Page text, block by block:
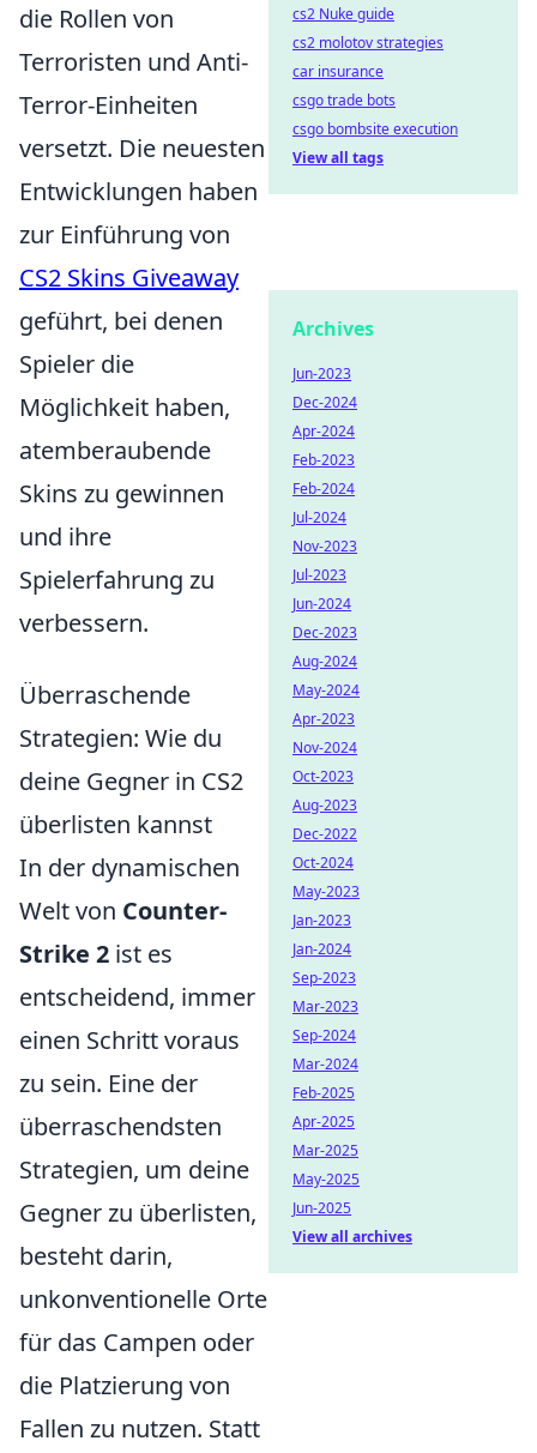
die Rollen von
Terroristen und Anti-
Terror-Einheiten
versetzt. Die neuesten
Entwicklungen haben
zur Einführung von
CS2 Skins Giveaway
geführt, bei denen
Spieler die
Möglichkeit haben,
atemberaubende
Skins zu gewinnen
und ihre
Spielerfahrung zu
verbessern.
Überraschende
Strategien: Wie du
deine Gegner in CS2
überlisten kannst
In der dynamischen
Welt von Counter-
Strike 2 ist es
entscheidend, immer
einen Schritt voraus
zu sein. Eine der
überraschendsten
Strategien, um deine
Gegner zu überlisten,
besteht darin,
unkonventionelle Orte
für das Campen oder
die Platzierung von
Fallen zu nutzen. Statt
cs2 Nuke guide
cs2 molotov strategies
car insurance
csgo trade bots
csgo bombsite execution
View all tags
Archives
Jun-2023
Dec-2024
Apr-2024
Feb-2023
Feb-2024
Jul-2024
Nov-2023
Jul-2023
Jun-2024
Dec-2023
Aug-2024
May-2024
Apr-2023
Nov-2024
Oct-2023
Aug-2023
Dec-2022
Oct-2024
May-2023
Jan-2023
Jan-2024
Sep-2023
Mar-2023
Sep-2024
Mar-2024
Feb-2025
Apr-2025
Mar-2025
May-2025
Jun-2025
View all archives